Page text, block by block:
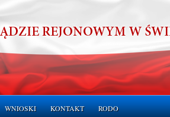
WNIOSKI KONTAKT RODO